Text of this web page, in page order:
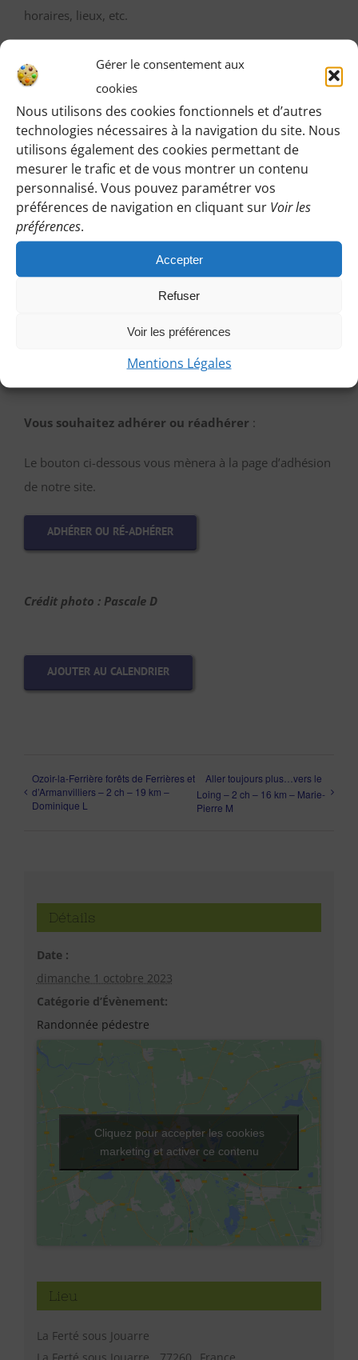
Gérer le consentement aux
cookies
Nous utilisons des cookies fonctionnels et d’autres
technologies nécessaires à la navigation du site. Nous
utilisons également des cookies permettant de
mesurer le trafic et de vous montrer un contenu
personnalisé. Vous pouvez paramétrer vos
préférences de navigation en cliquant sur Voir les
préférences.
Accepter
Refuser
Voir les préférences
Mentions Légales
horaires, lieux, etc.
M’IDENTIFIER
Vous pouvez participer gratuitement à deux
randonnées d’essai sans engagement de votre part
:
Cliquez sur le bouton ci-dessous et indiquez-nous votre
choix en laissant vos coordonnées pour que l’on puisse
vous répondre en vous précisant le lieu de rendez-vous
PARTICIPER EN TANT QU’INVITÉE
Vous souhaitez adhérer ou réadhérer :
Le bouton ci-dessous vous mènera à la page d’adhésion
de notre site.
ADHÉRER OU RÉ-ADHÉRER
Crédit photo : Pascale D
AJOUTER AU CALENDRIER
Ozoir-la-Ferrière forêts de Ferrières et
d’Armanvilliers – 2 ch – 19 km –
Dominique L
Aller toujours plus…vers le
Loing – 2 ch – 16 km – Marie-
Pierre M
Détails
Date :
dimanche 1 octobre 2023
Catégorie d’Évènement:
Randonnée pédestre
Lieu
La Ferté sous Jouarre
Cliquez pour accepter les cookies
marketing et activer ce contenu